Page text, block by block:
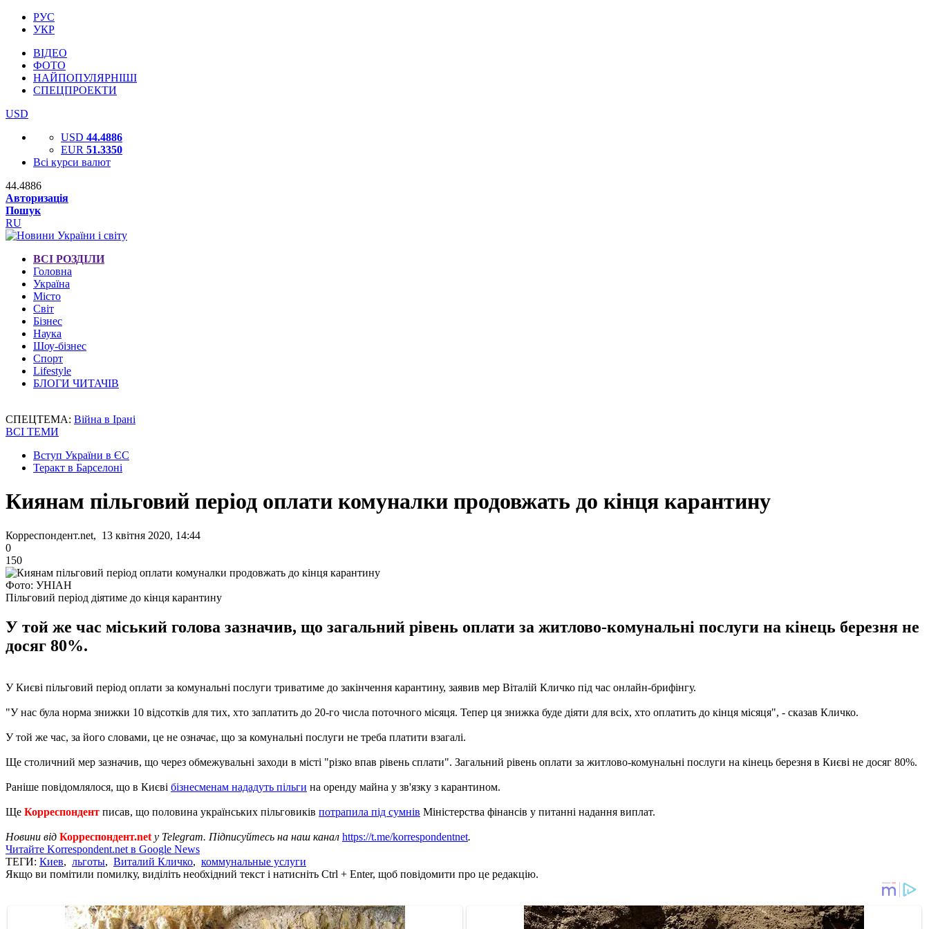
РУС
УКР
ВІДЕО
ФОТО
НАЙПОПУЛЯРНІШІ
СПЕЦПРОЕКТИ
USD
USD 44.4886
EUR 51.3350
Всі курси валют
44.4886
Авторизація
Пошук
RU
ВСІ РОЗДІЛИ
Головна
Україна
Місто
Світ
Бізнес
Наука
Шоу-бізнес
Спорт
Lifestyle
БЛОГИ ЧИТАЧІВ
СПЕЦТЕМА: Війна в Ірані
ВСІ ТЕМИ
Вступ України в ЄС
Теракт в Барселоні
Киянам пільговий період оплати комуналки продовжать до кінця карантину
Корреспондент.net, 13 квітня 2020, 14:44
0
150
Фото: УНІАН
Пільговий період діятиме до кінця карантину
У той же час міський голова зазначив, що загальний рівень оплати за житлово-комунальні послуги на кінець березня не
досяг 80%.
У Києві пільговий період оплати за комунальні послуги триватиме до закінчення карантину, заявив мер Віталій Кличко під час онлайн-брифінгу.
"У нас була норма знижки 10 відсотків для тих, хто заплатить до 20-го числа поточного місяця. Тепер ця знижка буде діяти для всіх, хто оплатить до кінця місяця", - сказав Кличко.
У той же час, за його словами, це не означає, що за комунальні послуги не треба платити взагалі.
Ще столичний мер зазначив, що через обмежувальні заходи в місті "різко впав рівень сплати". Загальний рівень оплати за житлово-комунальні послуги на кінець березня в Києві не досяг 80%.
Раніше повідомлялося, що в Києві бізнесменам нададуть пільги на оренду майна у зв'язку з карантином.
Ще Корреспондент писав, що половина українських пільговиків потрапила під сумнів Міністерства фінансів у питанні надання виплат.
Новини від Корреспондент.net у Telegram. Підписуйтесь на наш канал https://t.me/korrespondentnet.
Читайте Korrespondent.net в Google News
ТЕГИ: Киев, льготы, Виталий Кличко, коммунальные услуги
Якщо ви помітили помилку, виділіть необхідний текст і натисніть Ctrl + Enter, щоб повідомити про це редакцію.